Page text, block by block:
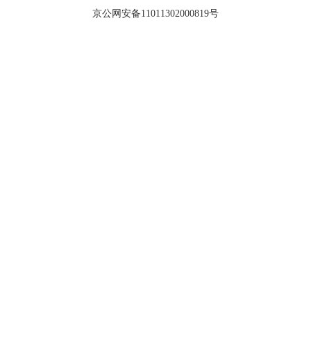
京公网安备11011302000819号